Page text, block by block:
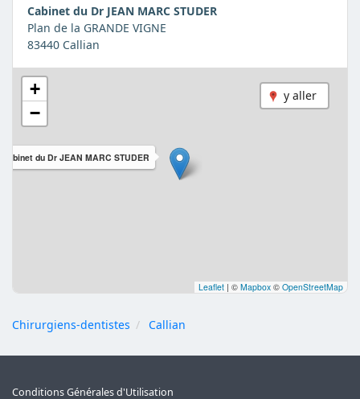
Cabinet du Dr JEAN MARC STUDER
Plan de la GRANDE VIGNE
83440 Callian
y aller
Cabinet du Dr JEAN MARC STUDER
+
−
Leaflet | © Mapbox © OpenStreetMap
Chirurgiens-dentistes Callian
Conditions Générales d'Utilisation